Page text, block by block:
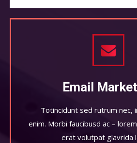
Email
Totincidunt sed rutrum nec,
enim. Morbi faucibusd ac –
erat volutpat glavrida